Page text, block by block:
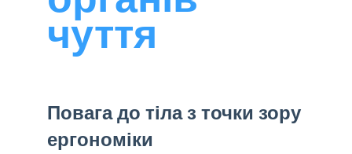
чуття
Повага до тіла з точки зору
ергономіки